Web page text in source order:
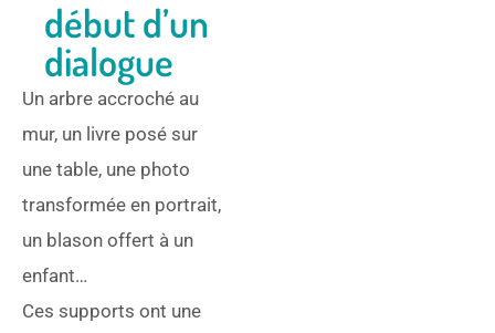
début d’un
dialogue
Un arbre accroché au
mur, un livre posé sur
une table, une photo
transformée en portrait,
un blason offert à un
enfant…
Ces supports ont une